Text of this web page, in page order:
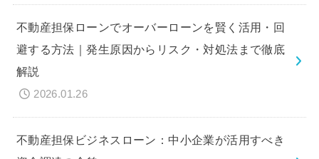
不動産担保ローンでオーバーローンを賢く活用・回
避する方法｜発生原因からリスク・対処法まで徹底
解説
2026.01.26
不動産担保ビジネスローン：中小企業が活用すべき